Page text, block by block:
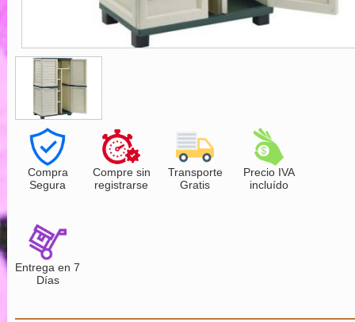
Compra
Segura
Compre sin
registrarse
Transporte
Gratis
Precio IVA
incluído
Entrega en 7
Días